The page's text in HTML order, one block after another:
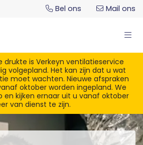
Bel ons Mail ons
drukte is Verkeyn ventilatieservice
volgepland. Het kan zijn dat u wat
moet wachten. Nieuwe afspraken
oktober worden ingepland. We
en kijken ernaar uit u vanaf oktober
van dienst te zijn.